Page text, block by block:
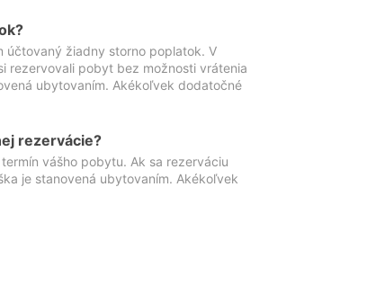
účtovaný žiadny storno poplatok. V
rezervovali pobyt bez možnosti vrátenia
ubytovaním. Akékoľvek dodatočné
rezervácie?
vášho pobytu. Ak sa rezerváciu
je stanovená ubytovaním. Akékoľvek